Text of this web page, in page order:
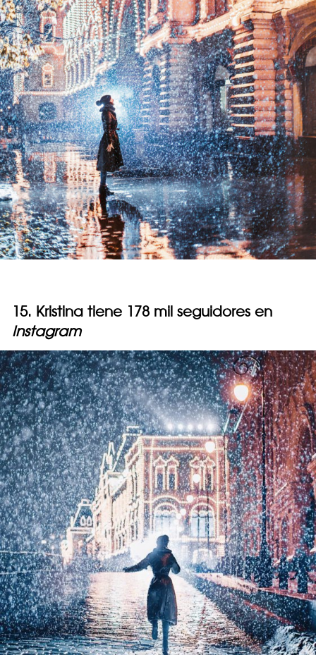
15. Kristina tiene 178 mil seguidores en
Instagram